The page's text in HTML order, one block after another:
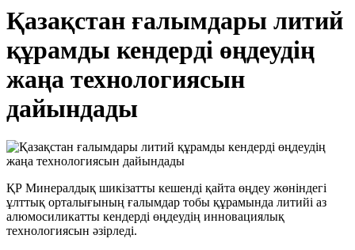
Қазақстан ғалымдары литий
құрамды кендерді өңдеудің
жаңа технологиясын
дайындады
ҚР Минералдық шикізатты кешенді қайта өңдеу жөніндегі
ұлттық орталығының ғалымдар тобы құрамында литийі аз
алюмосиликатты кендерді өңдеудің инновациялық
технологиясын әзірледі.